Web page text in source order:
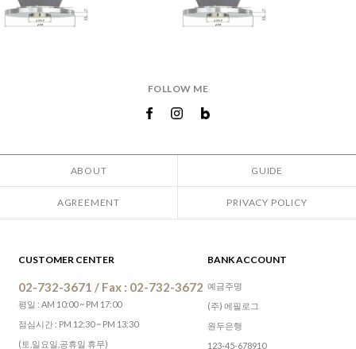
FOLLOW ME
ABOUT GUIDE
AGREEMENT PRIVACY POLICY
CUSTOMER CENTER
02-732-3671 / Fax : 02-732-3672
평일 : AM 10:00 ~ PM 17:00
점심시간 : PM 12:30 ~ PM 13:30
(토,일요일,공휴일 휴무)
BANK ACCOUNT
예금주명
(주) 에필로그
원두은행
123-45-678910